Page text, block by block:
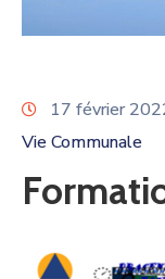
17 février
Vie Communale